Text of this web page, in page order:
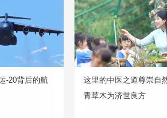
-20背后的航
这里的中医之道尊崇自
青草木为济世良方